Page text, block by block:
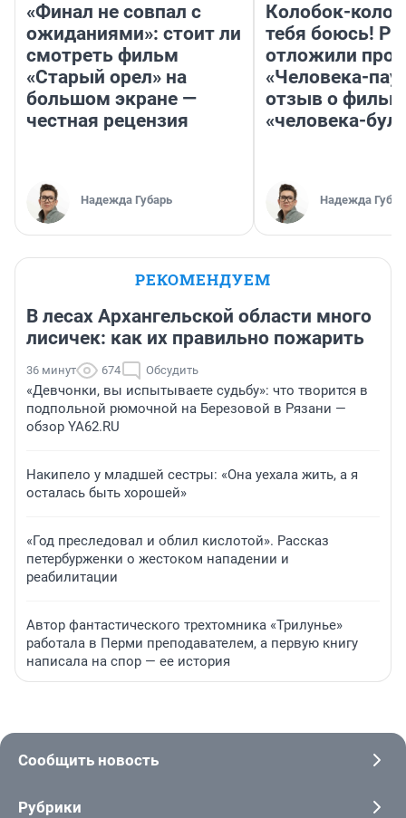
«Финал не совпал с
ожиданиями»: стоит ли
смотреть фильм
«Старый орел» на
большом экране —
честная рецензия
Надежда Губарь
Колобок-
тебя боюсь!
отложили
«Человека-
отзыв о
«человека-
Надежда
РЕКОМЕНДУЕМ
В лесах Архангельской области много
лисичек: как их правильно пожарить
36 минут 674 Обсудить
«Девчонки, вы испытываете судьбу»: что творится в
подпольной рюмочной на Березовой в Рязани —
обзор YA62.RU
Накипело у младшей сестры: «Она уехала жить, а я
осталась быть хорошей»
«Год преследовал и облил кислотой». Рассказ
петербурженки о жестоком нападении и
реабилитации
Автор фантастического трехтомника «Трилунье»
работала в Перми преподавателем, а первую книгу
написала на спор — ее история
Сообщить новость
Рубрики